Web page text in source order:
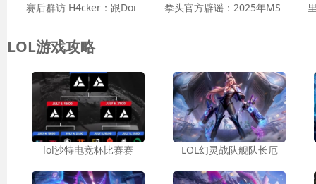
赛后群访 H4cker：跟Doi 拳头官方辟谣：2025年MS
LOL游戏攻略
lol沙特电竞杯比赛赛 LOL幻灵战队舰队长厄